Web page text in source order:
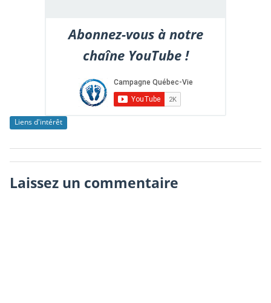
Abonnez-vous à notre
chaîne YouTube !
Liens d'intérêt
Laissez un commentaire